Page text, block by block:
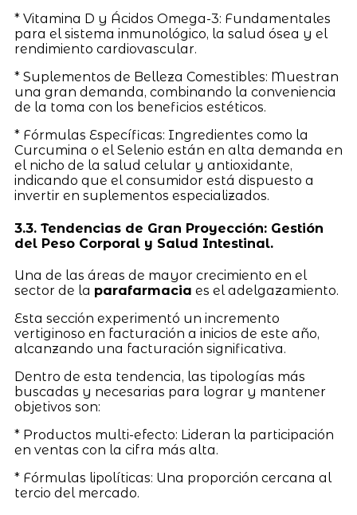
* Vitamina D y Ácidos Omega-3: Fundamentales
para el sistema inmunológico, la salud ósea y el
rendimiento cardiovascular.
* Suplementos de Belleza Comestibles: Muestran
una gran demanda, combinando la conveniencia
de la toma con los beneficios estéticos.
* Fórmulas Específicas: Ingredientes como la
Curcumina o el Selenio están en alta demanda en
el nicho de la salud celular y antioxidante,
indicando que el consumidor está dispuesto a
invertir en suplementos especializados.
3.3. Tendencias de Gran Proyección: Gestión
del Peso Corporal y Salud Intestinal.
Una de las áreas de mayor crecimiento en el
sector de la parafarmacia es el adelgazamiento.
Esta sección experimentó un incremento
vertiginoso en facturación a inicios de este año,
alcanzando una facturación significativa.
Dentro de esta tendencia, las tipologías más
buscadas y necesarias para lograr y mantener
objetivos son:
* Productos multi-efecto: Lideran la participación
en ventas con la cifra más alta.
* Fórmulas lipolíticas: Una proporción cercana al
tercio del mercado.